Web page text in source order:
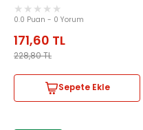
0.0 Puan - 0 Yorum
171,60 TL
228,80TL
Sepete Ekle